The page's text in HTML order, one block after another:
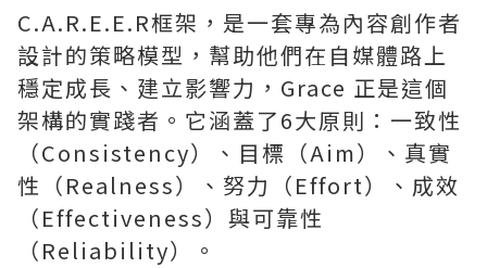
C.A.R.E.E.R框架，是一套專為內容創作者
設計的策略模型，幫助他們在自媒體路上
穩定成長、建立影響力，Grace 正是這個
架構的實踐者。它涵蓋了6大原則：一致性
（Consistency）、目標（Aim）、真實
性（Realness）、努力（Effort）、成效
（Effectiveness）與可靠性
（Reliability）。